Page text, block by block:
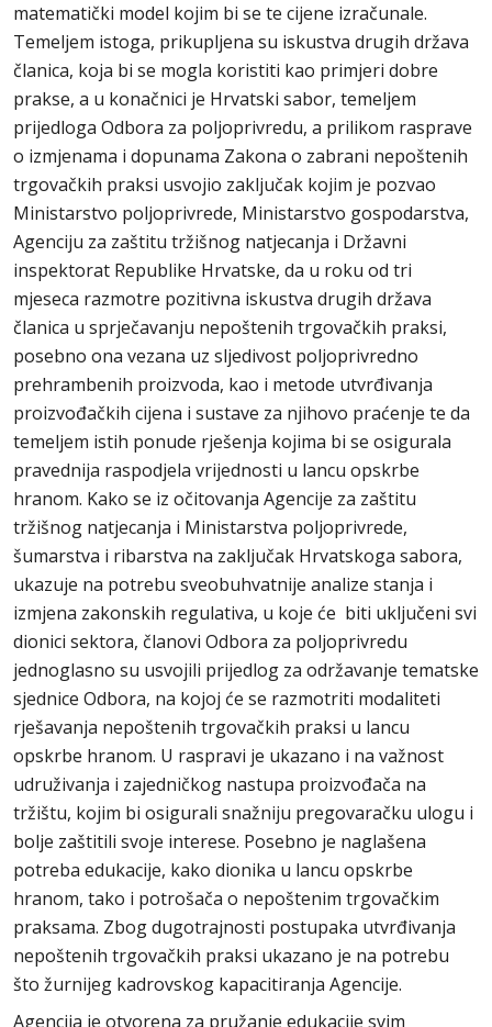
matematički model kojim bi se te cijene izračunale.
Temeljem istoga, prikupljena su iskustva drugih država
članica, koja bi se mogla koristiti kao primjeri dobre
prakse, a u konačnici je Hrvatski sabor, temeljem
prijedloga Odbora za poljoprivredu, a prilikom rasprave
o izmjenama i dopunama Zakona o zabrani nepoštenih
trgovačkih praksi usvojio zaključak kojim je pozvao
Ministarstvo poljoprivrede, Ministarstvo gospodarstva,
Agenciju za zaštitu tržišnog natjecanja i Državni
inspektorat Republike Hrvatske, da u roku od tri
mjeseca razmotre pozitivna iskustva drugih država
članica u sprječavanju nepoštenih trgovačkih praksi,
posebno ona vezana uz sljedivost poljoprivredno
prehrambenih proizvoda, kao i metode utvrđivanja
proizvođačkih cijena i sustave za njihovo praćenje te da
temeljem istih ponude rješenja kojima bi se osigurala
pravednija raspodjela vrijednosti u lancu opskrbe
hranom. Kako se iz očitovanja Agencije za zaštitu
tržišnog natjecanja i Ministarstva poljoprivrede,
šumarstva i ribarstva na zaključak Hrvatskoga sabora,
ukazuje na potrebu sveobuhvatnije analize stanja i
izmjena zakonskih regulativa, u koje će biti uključeni svi
dionici sektora, članovi Odbora za poljoprivredu
jednoglasno su usvojili prijedlog za održavanje tematske
sjednice Odbora, na kojoj će se razmotriti modaliteti
rješavanja nepoštenih trgovačkih praksi u lancu
opskrbe hranom. U raspravi je ukazano i na važnost
udruživanja i zajedničkog nastupa proizvođača na
tržištu, kojim bi osigurali snažniju pregovaračku ulogu i
bolje zaštitili svoje interese. Posebno je naglašena
potreba edukacije, kako dionika u lancu opskrbe
hranom, tako i potrošača o nepoštenim trgovačkim
praksama. Zbog dugotrajnosti postupaka utvrđivanja
nepoštenih trgovačkih praksi ukazano je na potrebu
što žurnijeg kadrovskog kapacitiranja Agencije.
Agencija je otvorena za pružanje edukacije svim